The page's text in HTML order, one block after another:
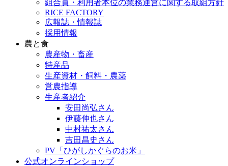
組合員・利用者本位の業務運営に関する取組方針
RICE FACTORY
広報誌・情報誌
採用情報
農と食
農産物・畜産
特産品
生産資材・飼料・農薬
営農指導
生産者紹介
安田尚弘さん
伊藤伸也さん
中村祐太さん
吉田昌史さん
PV「ひがしかぐらのお米」
公式オンラインショップ